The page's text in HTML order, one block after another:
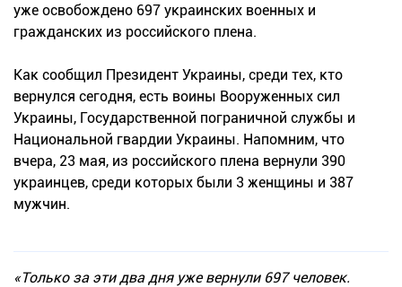
уже освобождено 697 украинских военных и
гражданских из российского плена.
Как сообщил Президент Украины, среди тех, кто
вернулся сегодня, есть воины Вооруженных сил
Украины, Государственной пограничной службы и
Национальной гвардии Украины. Напомним, что
вчера, 23 мая, из российского плена вернули 390
украинцев, среди которых были 3 женщины и 387
мужчин.
«Только за эти два дня уже вернули 697 человек.